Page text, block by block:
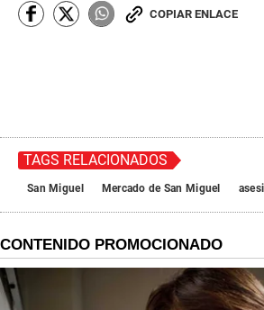
COPIAR ENLACE
TAGS RELACIONADOS
San Miguel Mercado de San Miguel